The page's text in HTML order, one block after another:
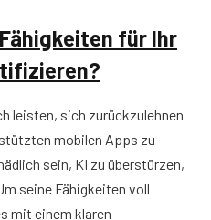
für Ihr
leisten, sich zurückzulehnen
mobilen Apps zu
sein, KI zu überstürzen,
seine Fähigkeiten voll
mit einem klaren